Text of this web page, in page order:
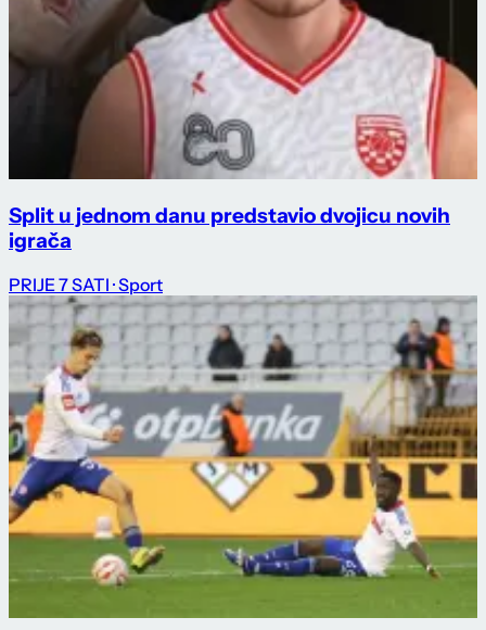
Split u jednom danu predstavio dvojicu novih
igrača
PRIJE 7 SATI · Sport